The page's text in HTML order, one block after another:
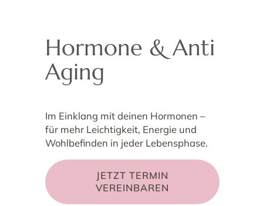
Hormone & Anti
Aging
Im Einklang mit deinen Hormonen –
für mehr Leichtigkeit, Energie und
Wohlbefinden in jeder Lebensphase.
JETZT TERMIN
VEREINBAREN